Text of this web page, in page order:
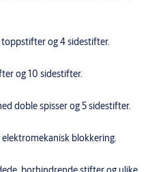
og 4 sidestifter.
og 10 sidestifter.
doble spisser og 5 sidestifter.
blokkering.